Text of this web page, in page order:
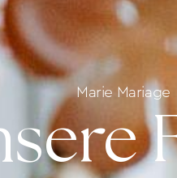
Marie Mariage